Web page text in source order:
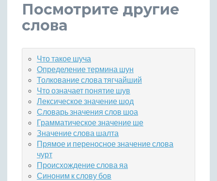
Посмотрите другие
слова
Что такое шуча
Определение термина шун
Толкование слова тягчайший
Что означает понятие шув
Лексическое значение шод
Словарь значения слов шоа
Грамматическое значение ше
Значение слова шалта
Прямое и переносное значение слова
чурт
Происхождение слова яа
Синоним к слову бов